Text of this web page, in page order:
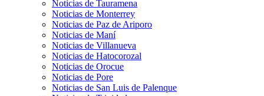
Noticias de Tauramena
Noticias de Monterrey
Noticias de Paz de Ariporo
Noticias de Maní
Noticias de Villanueva
Noticias de Hatocorozal
Noticias de Orocue
Noticias de Pore
Noticias de San Luis de Palenque